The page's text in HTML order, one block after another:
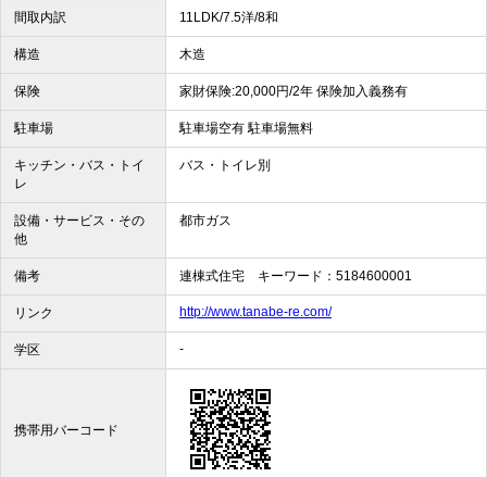
間取内訳 11LDK/7.5洋/8和
構造 木造
保険 家財保険:20,000円/2年 保険加入義務有
駐車場 駐車場空有 駐車場無料
キッチン・バス・トイ
レ
バス・トイレ別
設備・サービス・その
他
都市ガス
備考 連棟式住宅 キーワード：5184600001
リンク http://www.tanabe-re.com/
学区 -
携帯用バーコード